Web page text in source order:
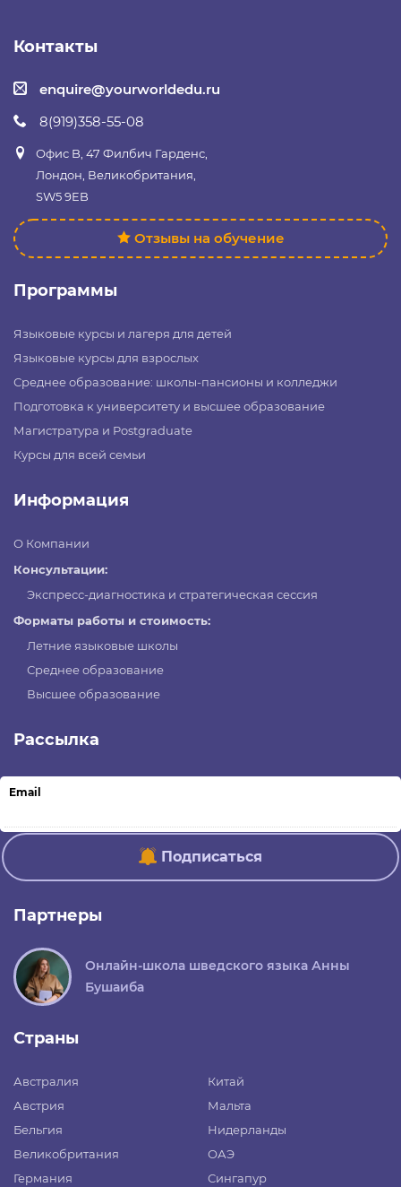
Контакты
enquire@yourworldedu.ru
8(919)358-55-08
Офис B, 47 Филбич Гарденс,
Лондон, Великобритания,
SW5 9EB
Отзывы на обучение
Программы
Языковые курсы и лагеря для детей
Языковые курсы для взрослых
Среднее образование: школы-пансионы и колледжи
Подготовка к университету и высшее образование
Магистратура и Postgraduate
Курсы для всей семьи
Информация
О Компании
Консультации:
Экспресс-диагностика и стратегическая сессия
Форматы работы и стоимость:
Летние языковые школы
Среднее образование
Высшее образование
Рассылка
Email
Подписаться
Партнеры
Онлайн-школа шведского языка Анны
Бушаиба
Страны
Австралия
Австрия
Бельгия
Великобритания
Германия
Китай
Мальта
Нидерланды
ОАЭ
Сингапур